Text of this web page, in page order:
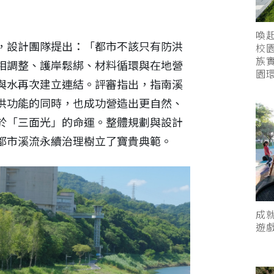
設計團隊提出：「都市不該只有防洪
調整、護岸鬆綁、材料循環與在地營
水再次建立連結。評審指出，指南溪
能的同時，也成功營造出更自然、
「三面光」的命運。整體規劃與設計
溪流永續治理樹立了寶貴典範。
喚
校
族
園
成
遊